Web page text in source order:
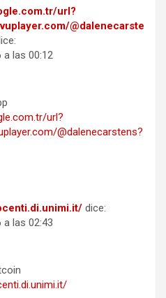
url?
@dalenecarste
a las 00:12
url?
@dalenecarstens?
dice:
a las 02:43